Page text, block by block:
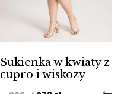
Sukienka w kwiaty z
cupro i wiskozy